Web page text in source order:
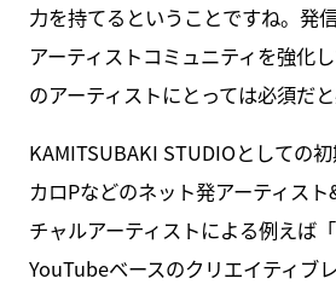
力を持てるということですね。発
アーティストコミュニティを強化
のアーティストにとっては必須だと
KAMITSUBAKI STUDIOとしての
カロPなどのネット発アーティス
チャルアーティストによる例えば
YouTubeベースのクリエイティブ